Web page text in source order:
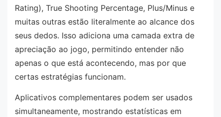
Rating), True Shooting Percentage, Plus/Minus e
muitas outras estão literalmente ao alcance dos
seus dedos. Isso adiciona uma camada extra de
apreciação ao jogo, permitindo entender não
apenas o que está acontecendo, mas por que
certas estratégias funcionam.
Aplicativos complementares podem ser usados
simultaneamente, mostrando estatísticas em